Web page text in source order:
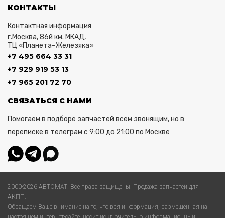
КОНТАКТЫ
Контактная информация
г.Москва, 86й км. МКАД,
ТЦ «Планета-Железяка»
+7 495 664 33 31
+7 929 919 53 13
+7 965 201 72 70
СВЯЗАТЬСЯ С НАМИ
Помогаем в подборе запчастей всем звонящим, но в
переписке в телеграм с 9:00 до 21:00 по Москве
2000-2026 АВТОМАТ. Все права защищены. Продажа запчастей для
АКПП.
Обращаем Ваше внимание на то, что вся информация, размещенная на